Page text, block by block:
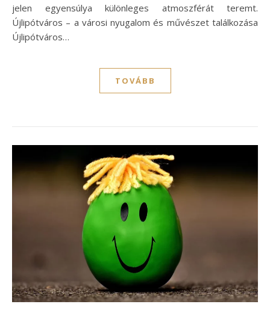
jelen egyensúlya különleges atmoszférát teremt.
Újlipótváros – a városi nyugalom és művészet találkozása
Újlipótváros…
TOVÁBB